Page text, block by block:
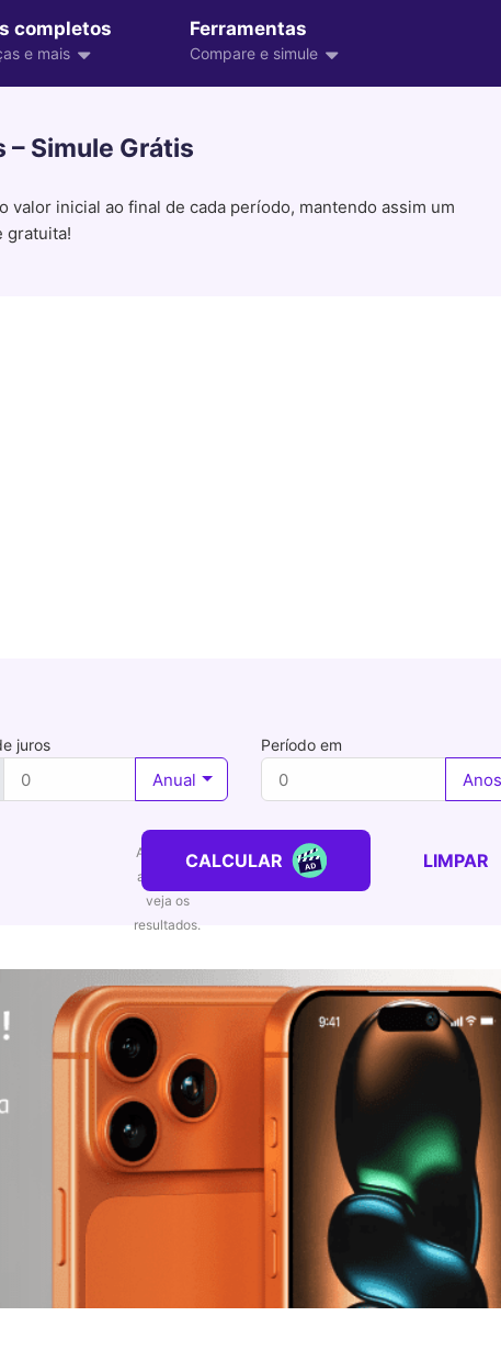
completos
e mais
Ferramentas
Compare e simule
Simule Grátis
inicial ao final de cada período, mantendo assim um
gratuita!
juros
Anual
Período em
Anos
CALCULAR LIMPAR